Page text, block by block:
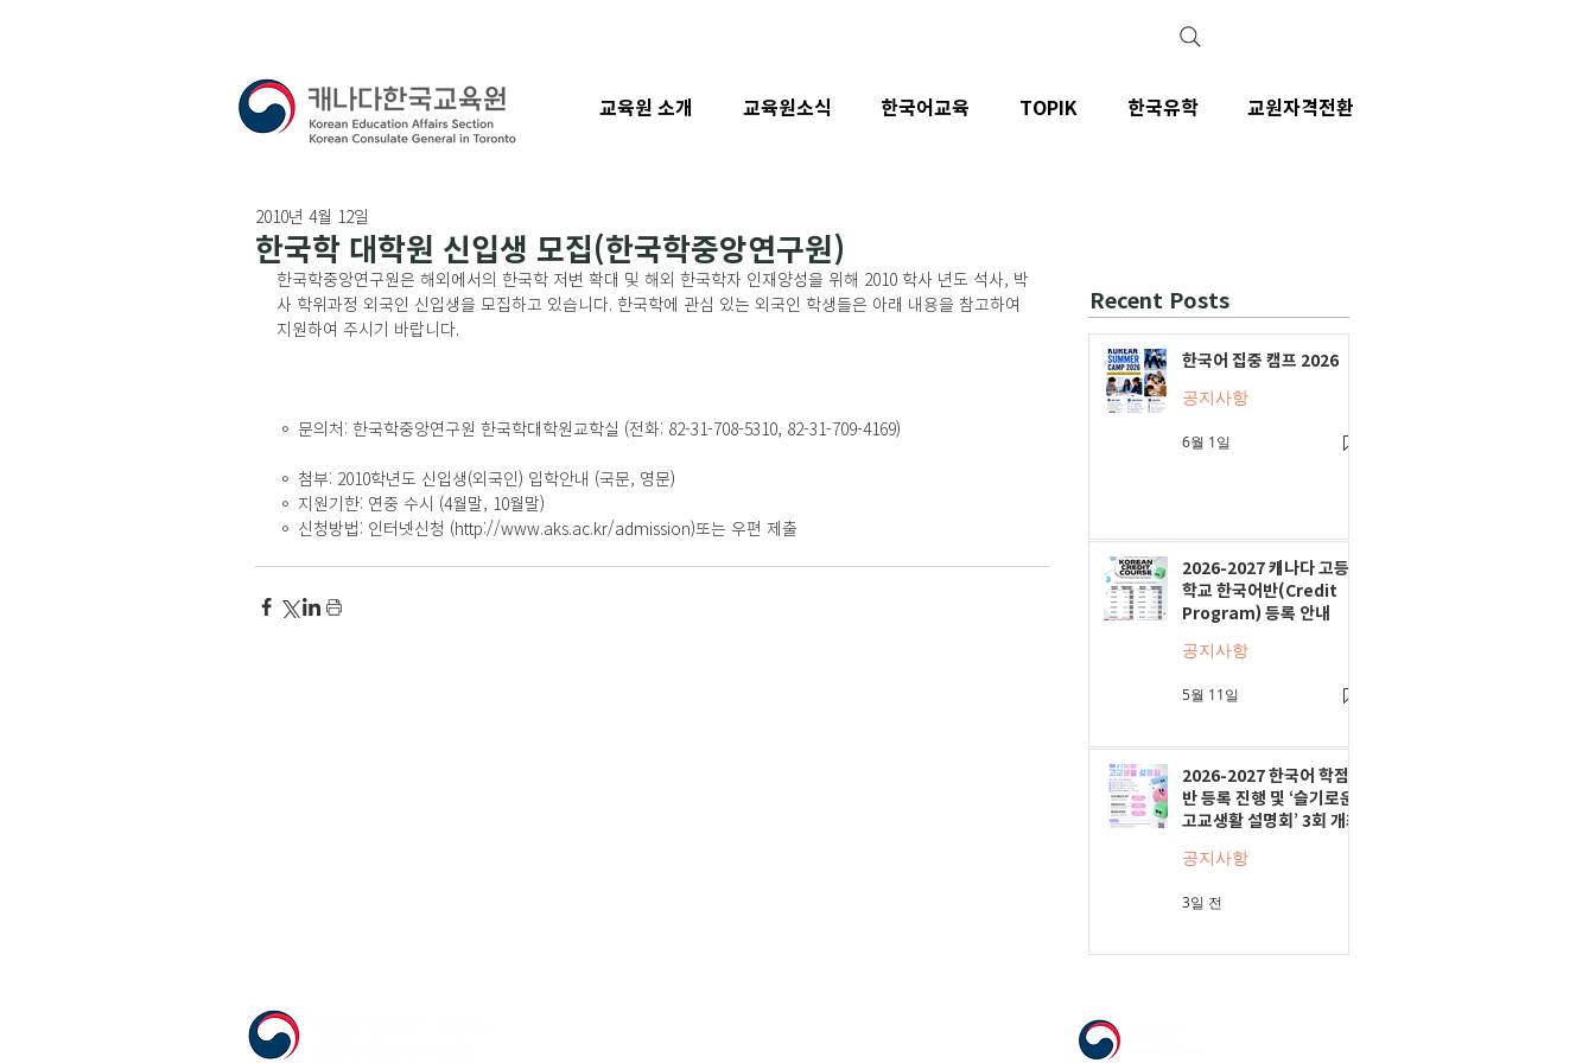
한국학 대학원 신입생 모집(한국학중앙연구원)
2010년 4월 12일
한국학중앙연구원은 해외에서의 한국학 저변 확대 및 해외 한국학자 인재양성을 위해 2010 학사 년도 석사, 박
사 학위과정 외국인 신입생을 모집하고 있습니다. 한국학에 관심 있는 외국인 학생들은 아래 내용을 참고하여
지원하여 주시기 바랍니다.
◦ 문의처: 한국학중앙연구원 한국학대학원교학실 (전화: 82-31-708-5310, 82-31-709-4169)
◦ 첨부: 2010학년도 신입생(외국인) 입학안내 (국문, 영문)
◦ 지원기한: 연중 수시 (4월말, 10월말)
◦ 신청방법: 인터넷신청 (http://www.aks.ac.kr/admission)또는 우편 제출
Recent Posts
한국어 집중 캠프 2026
공지사항
6월 1일
2026-2027 캐나다 고등
학교 한국어반(Credit
Program) 등록 안내
공지사항
5월 11일
2026-2027 한국어 학점
반 등록 진행 및 ‘슬기로운
고교생활 설명회’ 3회 개최
공지사항
3일 전
교육원 소개 교육원소식 한국어교육 TOPIK 한국유학 교원자격전환